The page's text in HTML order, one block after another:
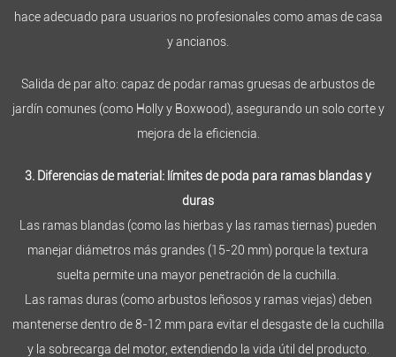
hace adecuado para usuarios no profesionales como amas de casa
y ancianos.
Salida de par alto: capaz de podar ramas gruesas de arbustos de
jardín comunes (como Holly y Boxwood), asegurando un solo corte y
mejora de la eficiencia.
3. Diferencias de material: límites de poda para ramas blandas y
duras
Las ramas blandas (como las hierbas y las ramas tiernas) pueden
manejar diámetros más grandes (15-20 mm) porque la textura
suelta permite una mayor penetración de la cuchilla.
Las ramas duras (como arbustos leñosos y ramas viejas) deben
mantenerse dentro de 8-12 mm para evitar el desgaste de la cuchilla
y la sobrecarga del motor, extendiendo la vida útil del producto.